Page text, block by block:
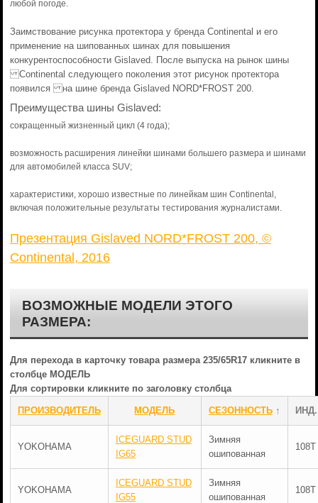
любой погоде.
Заимствование рисунка протектора у бренда Continental и его
применение на шипованных шинах для повышения
конкурентоспособности Gislaved. После выпуска на рынок шины
Continental следующего поколения этот рисунок протектора
появился на шине бренда Gislaved NORD*FROST 200.
Преимущества шины Gislaved:
сокращенный жизненный цикл (4 года);
возможность расширения линейки шинами большего размера и шинами
для автомобилей класса SUV;
характеристики, хорошо известные по линейкам шин Continental,
включая положительные результаты тестирования журналистами.
Презентация Gislaved NORD*FROST 200, ©
Continental, 2016
ВОЗМОЖНЫЕ МОДЕЛИ ЭТОГО
РАЗМЕРА:
Для перехода в карточку товара размера 235/65R17 кликните в
столбце МОДЕЛЬ
Для сортировки кликните по заголовку столбца
ПРОИЗВОДИТЕЛЬ МОДЕЛЬ СЕЗОННОСТЬ↑
YOKOHAMA
ICEGUARD STUD
IG65
Зимняя
ошипованная
108T
YOKOHAMA
ICEGUARD STUD
IG55
Зимняя
ошипованная
108T